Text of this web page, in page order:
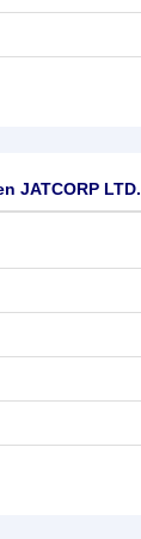
JATCORP LTD.